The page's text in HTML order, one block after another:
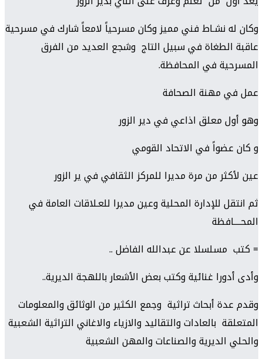
وكان له نشـاط فني مميز وكان مسرحياً لامعاً شارك في مسرحية
عاقبة الطغاة في سبيل التاج وشجع العديد من الفرق
المسرحية في المحافظة.
عمل في مهنة الصحافة
وهو أول معلق اذاعي في دير الزور
و كان عضواً في الاتحاد القومي
عين لأكثر من مرة مديرا للمركز الثقافي في ير الزور
ثم انتقل للإدارة المحلية وعين مديرا للعـلاقات العامة في
المحــــافظة
= كتب مسلسلا عن عبدالله الفاضل ..
وأدى أدورا غنائية وكتب بعض الأشعار باللهجة الديرية..
وقدم عدة أبحاث تراثية وجمع الكثير من الوثائق والمعلومات
المتعلقة بالعادات والتقاليد والازياء والاغاني التراثية الشعبية
والحلي الديرية والصناعات والمهن الشعبية